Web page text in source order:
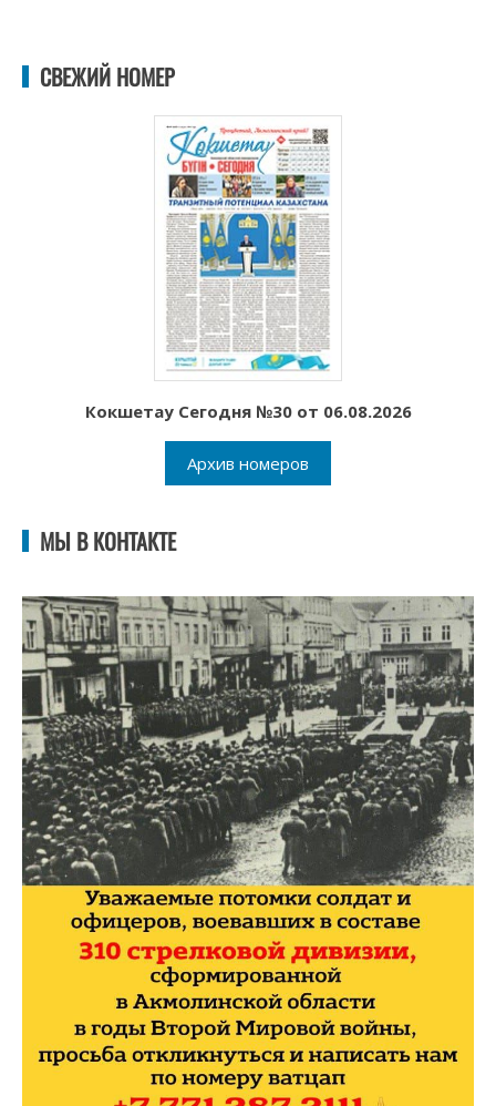
СВЕЖИЙ НОМЕР
Кокшетау Сегодня №30 от 06.08.2026
Архив номеров
МЫ В КОНТАКТЕ